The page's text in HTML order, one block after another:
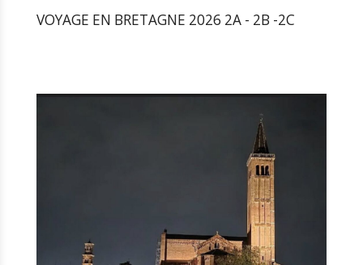
VOYAGE EN BRETAGNE 2026 2A - 2B -2C